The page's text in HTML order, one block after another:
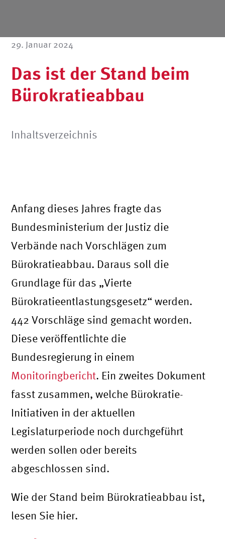
29. Januar 2024
Das ist der Stand beim
Bürokratieabbau
Inhaltsverzeichnis
Anfang dieses Jahres fragte das
Bundesministerium der Justiz die
Verbände nach Vorschlägen zum
Bürokratieabbau. Daraus soll die
Grundlage für das „Vierte
Bürokratieentlastungsgesetz“ werden.
442 Vorschläge sind gemacht worden.
Diese veröffentlichte die
Bundesregierung in einem
Monitoringbericht. Ein zweites Dokument
fasst zusammen, welche Bürokratie-
Initiativen in der aktuellen
Legislaturperiode noch durchgeführt
werden sollen oder bereits
abgeschlossen sind.
Wie der Stand beim Bürokratieabbau ist,
lesen Sie hier.